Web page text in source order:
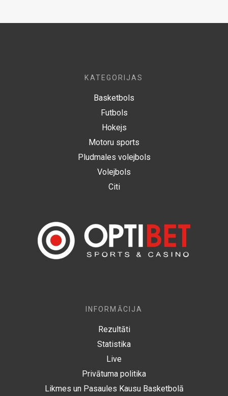
KATEGORIJAS
Basketbols
Futbols
Hokejs
Motoru sports
Pludmales volejbols
Volejbols
Citi
INFORMĀCIJA
Rezultāti
Statistika
Live
Privātuma politika
Likmes un Pasaules Kausu Basketbolā